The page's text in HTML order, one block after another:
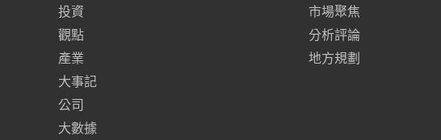
投資
觀點
產業
大事記
公司
大數據
市場聚焦
分析評論
地方規劃